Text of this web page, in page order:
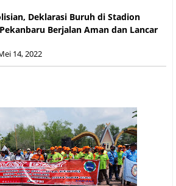
Deklarasi Buruh di Stadion
Berjalan Aman dan Lancar
14, 2022